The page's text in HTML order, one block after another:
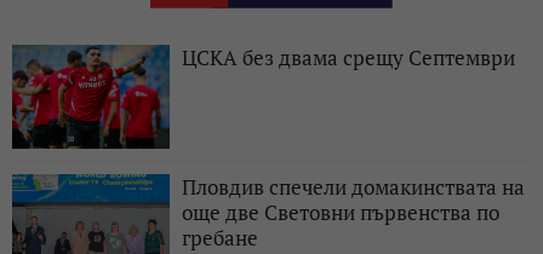
ЦСКА без двама срещу Септември
Пловдив спечели домакинствата на
още две Световни първенства по
гребане